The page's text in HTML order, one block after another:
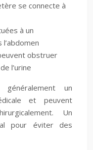
se connecte à
à un
obstruer
l’urine
généralement un
et peuvent
Un
pour éviter des